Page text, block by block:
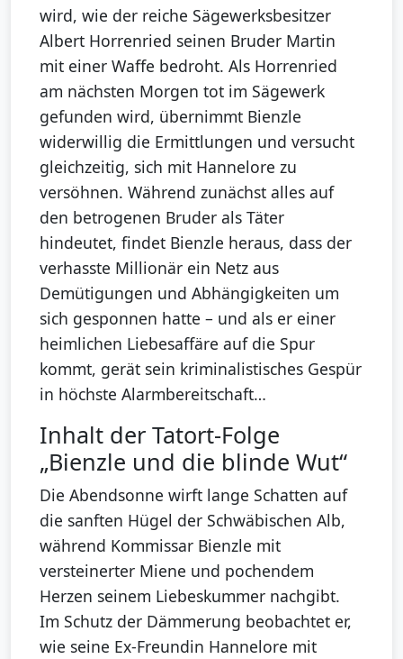
wird, wie der reiche Sägewerksbesitzer
Albert Horrenried seinen Bruder Martin
mit einer Waffe bedroht. Als Horrenried
am nächsten Morgen tot im Sägewerk
gefunden wird, übernimmt Bienzle
widerwillig die Ermittlungen und versucht
gleichzeitig, sich mit Hannelore zu
versöhnen. Während zunächst alles auf
den betrogenen Bruder als Täter
hindeutet, findet Bienzle heraus, dass der
verhasste Millionär ein Netz aus
Demütigungen und Abhängigkeiten um
sich gesponnen hatte – und als er einer
heimlichen Liebesaffäre auf die Spur
kommt, gerät sein kriminalistisches Gespür
in höchste Alarmbereitschaft…
Inhalt der Tatort-Folge
„Bienzle und die blinde Wut“
Die Abendsonne wirft lange Schatten auf
die sanften Hügel der Schwäbischen Alb,
während Kommissar Bienzle mit
versteinerter Miene und pochendem
Herzen seinem Liebeskummer nachgibt.
Im Schutz der Dämmerung beobachtet er,
wie seine Ex-Freundin Hannelore mit